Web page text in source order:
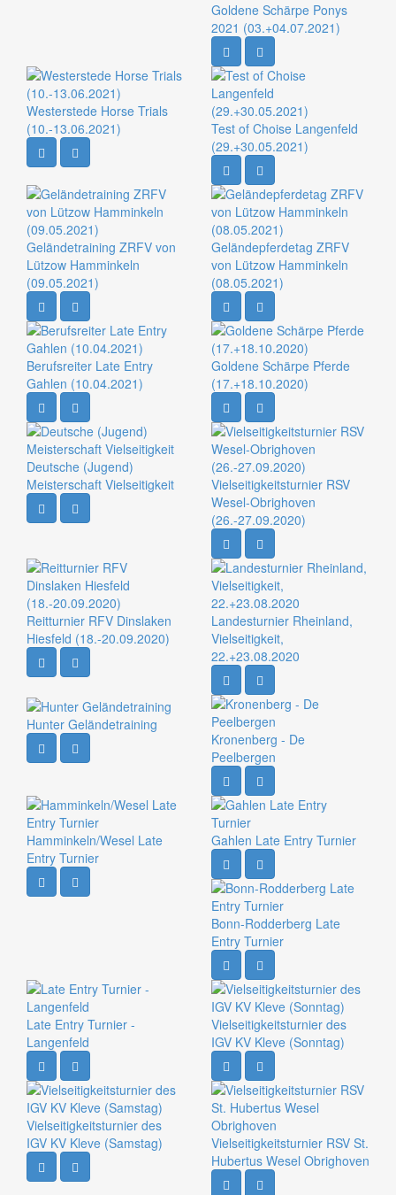
Goldene Schärpe Ponys
2021 (03.+04.07.2021)
Westerstede Horse Trials
(10.-13.06.2021)
Test of Choise Langenfeld
(29.+30.05.2021)
Geländetraining ZRFV von
Lützow Hamminkeln
(09.05.2021)
Geländepferdetag ZRFV
von Lützow Hamminkeln
(08.05.2021)
Berufsreiter Late Entry
Gahlen (10.04.2021)
Goldene Schärpe Pferde
(17.+18.10.2020)
Deutsche (Jugend)
Meisterschaft Vielseitigkeit
Vielseitigkeitsturnier RSV
Wesel-Obrighoven
(26.-27.09.2020)
Reitturnier RFV Dinslaken
Hiesfeld (18.-20.09.2020)
Landesturnier Rheinland,
Vielseitigkeit,
22.+23.08.2020
Hunter Geländetraining
Kronenberg - De
Peelbergen
Hamminkeln/Wesel Late
Entry Turnier
Gahlen Late Entry Turnier
Bonn-Rodderberg Late
Entry Turnier
Late Entry Turnier -
Langenfeld
Vielseitigkeitsturnier des
IGV KV Kleve (Sonntag)
Vielseitigkeitsturnier des
IGV KV Kleve (Samstag)
Vielseitigkeitsturnier RSV St.
Hubertus Wesel Obrighoven